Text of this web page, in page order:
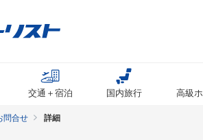
交通＋宿泊 国内旅行 高級
問合せ 詳細